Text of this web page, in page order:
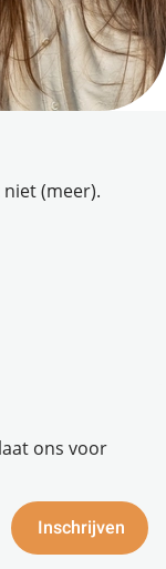
(meer).
ons voor
Inschrijven